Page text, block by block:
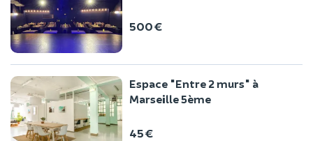
500 €
Espace "Entre 2 murs" à
Marseille 5ème
45 €